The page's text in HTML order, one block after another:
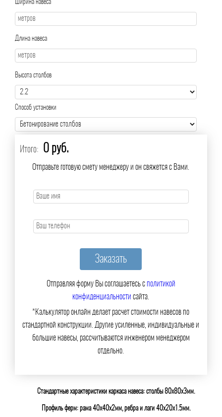
Ширина навеса
Длина навеса
Высота столбов
Способ установки
Итого: 0 руб.
Отправьте готовую смету менеджеру и он свяжется с Вами.
Отправляя форму Вы соглашаетесь сполитикой
конфиденциальности сайта.
*Калькулятор онлайн делает расчет стоимости навесов по
стандартной конструкции. Другие усиленные, индивидуальные и
большие навесы, рассчитываются инженером менеджером
отдельно.
Стандартные характеристики каркаса навеса: столбы 80х80х3мм.
Профиль ферм: рама 40х40х2мм, ребра и лаги 40х20х1.5мм.